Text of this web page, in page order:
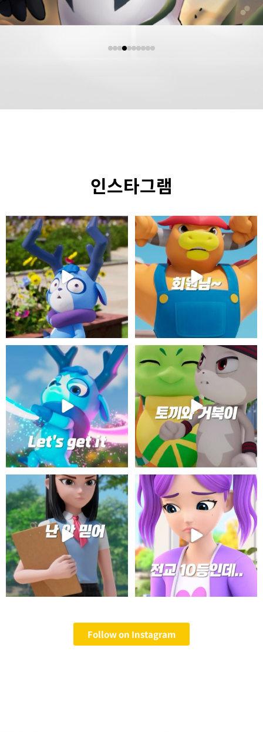
인스타그램
내가 퀴즈 하나 해볼게!
#카비온 #cabeon #애니 #애니메이션
우리 미소 천사 회원님~
#카비온 #cabeon #애니 #애니메이션...
망설일 필욘 없어
#카비온 #cabeon #애니 #애니메이션 #
애니추천...
토끼와 거북이
#카비온 #cabeon #애니 #애니메이션 #
애니추천
참나 누7ㅏ 믿어?
#카비온 #cabeon #애니 #애니메이션 #
애니추천...
10번째 기억해?
#카비온 #cabeon #애니 #애니메이션 #
애니추천...
Follow on Instagram